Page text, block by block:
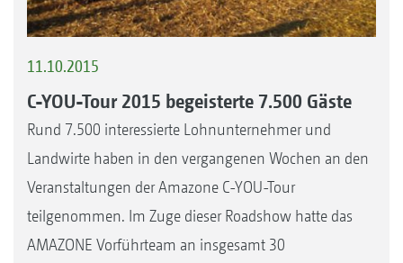
11.10.2015
C-YOU-Tour 2015 begeisterte 7.500 Gäste
Rund 7.500 interessierte Lohnunternehmer und
Landwirte haben in den vergangenen Wochen an den
Veranstaltungen der Amazone C-YOU-Tour
teilgenommen. Im Zuge dieser Roadshow hatte das
AMAZONE Vorführteam an insgesamt 30